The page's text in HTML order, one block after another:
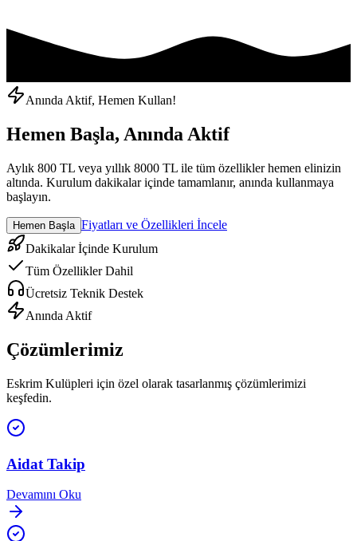
Anında Aktif, Hemen Kullan!
Hemen Başla, Anında Aktif
Aylık 800 TL veya yıllık 8000 TL ile tüm özellikler hemen elinizin
altında. Kurulum dakikalar içinde tamamlanır, anında kullanmaya
başlayın.
Hemen Başla Fiyatları ve Özellikleri İncele
Dakikalar İçinde Kurulum
Tüm Özellikler Dahil
Ücretsiz Teknik Destek
Anında Aktif
Çözümlerimiz
Eskrim Kulüpleri için özel olarak tasarlanmış çözümlerimizi
keşfedin.
Aidat Takip
Devamını Oku